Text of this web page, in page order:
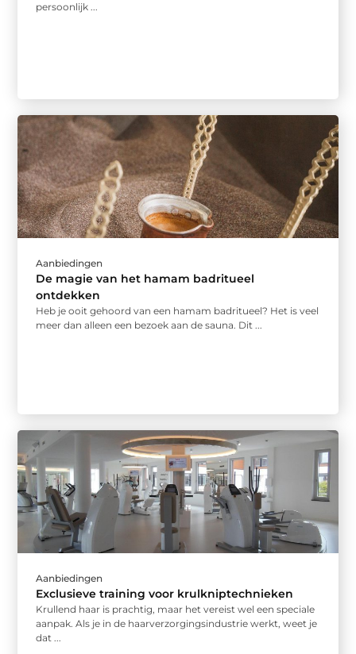
persoonlijk ...
Aanbiedingen
De magie van het hamam badritueel
ontdekken
Heb je ooit gehoord van een hamam badritueel? Het is veel
meer dan alleen een bezoek aan de sauna. Dit ...
Aanbiedingen
Exclusieve training voor krulkniptechnieken
Krullend haar is prachtig, maar het vereist wel een speciale
aanpak. Als je in de haarverzorgingsindustrie werkt, weet je
dat ...